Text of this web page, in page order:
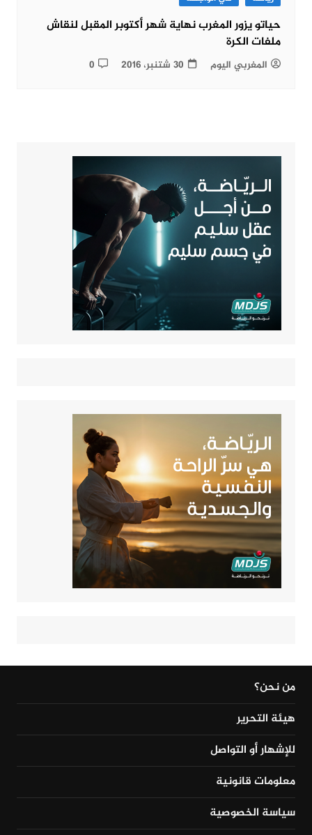
حياتو يزور المغرب نهاية شهر أكتوبر المقبل لنقاش
ملفات الكرة
المغربي اليوم 30 شتنبر، 2016 0
من نحن؟
هيئة التحرير
للإشهار أو التواصل
معلومات قانونية
سياسة الخصوصية